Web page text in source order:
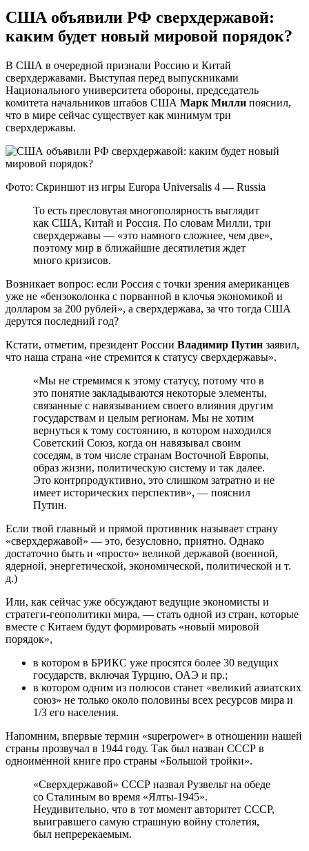
США объявили РФ сверхдержавой:
каким будет новый мировой порядок?
В США в очередной признали Россию и Китай
сверхдержавами. Выступая перед выпускниками
Национального университета обороны, председатель
комитета начальников штабов США Марк Милли пояснил,
что в мире сейчас существует как минимум три
сверхдержавы.
Фото: Скриншот из игры Europa Universalis 4 — Russia
То есть пресловутая многополярность выглядит
как США, Китай и Россия. По словам Милли, три
сверхдержавы — «это намного сложнее, чем две»,
поэтому мир в ближайшие десятилетия ждет
много кризисов.
Возникает вопрос: если Россия с точки зрения американцев
уже не «бензоколонка с порванной в клочья экономикой и
долларом за 200 рублей», а сверхдержава, за что тогда США
дерутся последний год?
Кстати, отметим, президент России Владимир Путин заявил,
что наша страна «не стремится к статусу сверхдержавы».
«Мы не стремимся к этому статусу, потому что в
это понятие закладываются некоторые элементы,
связанные с навязыванием своего влияния другим
государствам и целым регионам. Мы не хотим
вернуться к тому состоянию, в котором находился
Советский Союз, когда он навязывал своим
соседям, в том числе странам Восточной Европы,
образ жизни, политическую систему и так далее.
Это контрпродуктивно, это слишком затратно и не
имеет исторических перспектив», — пояснил
Путин.
Если твой главный и прямой противник называет страну
«сверхдержавой» — это, безусловно, приятно. Однако
достаточно быть и «просто» великой державой (военной,
ядерной, энергетической, экономической, политической и т.
д.)
Или, как сейчас уже обсуждают ведущие экономисты и
стратеги-геополитики мира, — стать одной из стран, которые
вместе с Китаем будут формировать «новый мировой
порядок»,
в котором в БРИКС уже просятся более 30 ведущих
государств, включая Турцию, ОАЭ и пр.;
в котором одним из полюсов станет «великий азиатских
союз» не только около половины всех ресурсов мира и
1/3 его населения.
Напомним, впервые термин «superpower» в отношении нашей
страны прозвучал в 1944 году. Так был назван СССР в
одноимённой книге про страны «Большой тройки».
«Сверхдержавой» СССР назвал Рузвельт на обеде
со Сталиным во время «Ялты-1945».
Неудивительно, что в тот момент авторитет СССР,
выигравшего самую страшную войну столетия,
был непререкаемым.